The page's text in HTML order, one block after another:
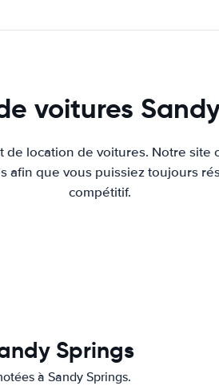
voitures
de location de voitures. Notre site
afin que vous puissiez toujours
compétitif.
Springs
à Sandy Springs.